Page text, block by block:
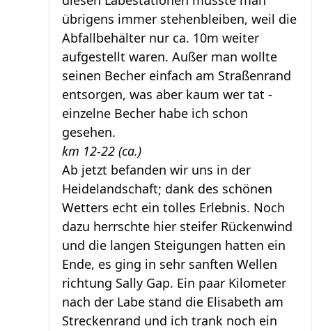
übrigens immer stehenbleiben, weil die
Abfallbehälter nur ca. 10m weiter
aufgestellt waren. Außer man wollte
seinen Becher einfach am Straßenrand
entsorgen, was aber kaum wer tat -
einzelne Becher habe ich schon
gesehen.
km 12-22 (ca.)
Ab jetzt befanden wir uns in der
Heidelandschaft; dank des schönen
Wetters echt ein tolles Erlebnis. Noch
dazu herrschte hier steifer Rückenwind
und die langen Steigungen hatten ein
Ende, es ging in sehr sanften Wellen
richtung Sally Gap. Ein paar Kilometer
nach der Labe stand die Elisabeth am
Streckenrand und ich trank noch ein